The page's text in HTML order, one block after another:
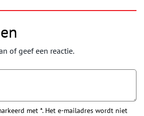
of geef een reactie.
met *. Het e-mailadres wordt niet